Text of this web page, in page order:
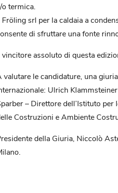
o termica.
Fröling srl per la caldaia a
di sfruttare una fonte
vincitore assoluto di questa
valutare le candidature, una
Ulrich
– Direttore dell’Istituto
Costruzioni e Ambiente
della Giuria, Niccolò